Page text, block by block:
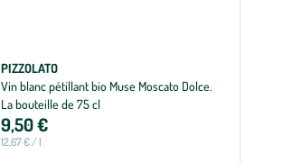
PIZZOLATO
Vin blanc pétillant bio Muse Moscato Dolce.
La bouteille de 75 cl
9,50 €
12,67 € / l